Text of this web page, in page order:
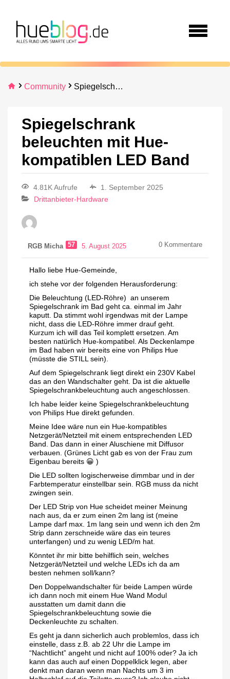
Community Spiegelschrank beleuchten mit Hue-kompatiblen LED Band
Spiegelschrank
beleuchten mit Hue-
kompatiblen LED Band
4.81K Aufrufe
1. September 2025
Drittanbieter-Hardware
RGB Micha 57 5. August 2025 0 Kommentare
Hallo liebe Hue-Gemeinde,
ich stehe vor der folgenden Herausforderung:
Die Beleuchtung (LED-Röhre) an unserem
Spiegelschrank im Bad geht ca. einmal im Jahr
kaputt. Da stimmt wohl irgendwas mit der Lampe
nicht, dass die LED-Röhre immer drauf geht.
Kurzum ich will das Teil komplett ersetzen. Am
besten natürlich Hue-kompatibel. Als Deckenlampe
im Bad haben wir bereits eine von Philips Hue
(müsste die STILL sein).
Auf dem Spiegelschrank liegt direkt ein 230V Kabel
das an den Wandschalter geht. Da ist die aktuelle
Spiegelschrankbeleuchtung auch angeschlossen.
Ich habe leider keine Spiegelschrankbeleuchtung
von Philips Hue direkt gefunden.
Meine Idee wäre nun ein Hue-kompatibles
Netzgerät/Netzteil mit einem entsprechenden LED
Band. Das dann in einer Aluschiene mit Diffusor
verbauen. (Grünes Licht gab es von der Frau zum
Eigenbau bereits 😀 )
Die LED sollten logischerweise dimmbar und in der
Farbtemperatur einstellbar sein. RGB muss da nicht
zwingen sein.
Der LED Strip von Hue scheidet meiner Meinung
nach aus, da er zum einen 2m lang ist (meine
Lampe darf max. 1m lang sein und wenn ich den 2m
Strip dann zerschneide wäre das ein teures
unterfangen) und zu wenig LED/m hat.
Könntet ihr mir bitte behilflich sein, welches
Netzgerät/Netzteil und welche LEDs ich da am
besten nehmen soll/kann?
Den Doppelwandschalter für beide Lampen würde
ich dann noch mit einem Hue Wand Modul
ausstatten um damit dann die
Spiegelschrankbeleuchtung sowie die
Deckenleuchte zu schalten.
Es geht ja dann sicherlich auch problemlos, dass ich
einstelle, dass z.B. ab 22 Uhr die Lampe im
“Nachtlicht” angeht und nicht auf 100% oder? Ja ich
kann das auch auf einen Doppelklick legen, aber
denkt man daran wenn man Nachts um 3 im